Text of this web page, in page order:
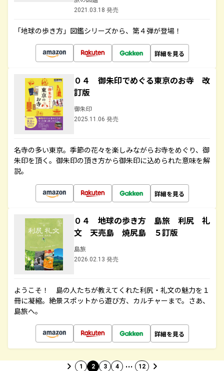
2021.03.18 発売
「地球の歩き方」図鑑シリーズから、第４弾が登場！
詳細を見る
０４ 御朱印でめぐる東京のお寺 改
訂版
御朱印
2025.11.06 発売
名寺の多い東京。季節の花々を楽しみながらお寺をめぐり、御
朱印を頂く。御朱印の頂き方から御朱印に込められた意味を解
説。
詳細を見る
０４ 地球の歩き方 島旅 利尻 礼
文 天売島 焼尻島 ５訂版
島旅
2026.02.13 発売
ようこそ！ 島の人たちが教えてくれた利尻・礼文の魅力を１
冊に凝縮。絶景スポットから遊び方、カルチャーまで。さあ、
島旅へ。
詳細を見る
1 2 3 4 … 12